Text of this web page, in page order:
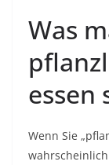
Was
essen
Wenn Sie